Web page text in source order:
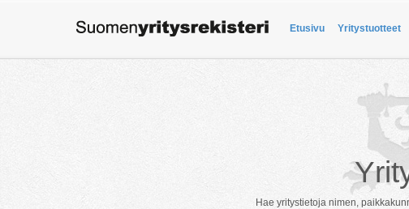
Etusivu Yritystuotteet
Hae yritystietoja nimen,